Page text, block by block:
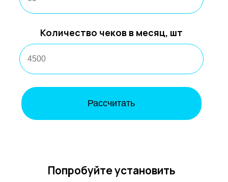
Количество чеков в месяц, шт
Рассчитать
Попробуйте установить